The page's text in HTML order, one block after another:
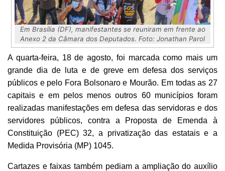
Em Brasília (DF), manifestantes se reuniram em frente ao
Anexo 2 da Câmara dos Deputados. Foto: Jonathan Parol
A quarta-feira, 18 de agosto, foi marcada como mais um
grande dia de luta e de greve em defesa dos serviços
públicos e pelo Fora Bolsonaro e Mourão. Em todas as 27
capitais e em pelos menos outros 60 municípios foram
realizadas manifestações em defesa das servidoras e dos
servidores públicos, contra a Proposta de Emenda à
Constituição (PEC) 32, a privatização das estatais e a
Medida Provisória (MP) 1045.
Cartazes e faixas também pediam a ampliação do auxílio